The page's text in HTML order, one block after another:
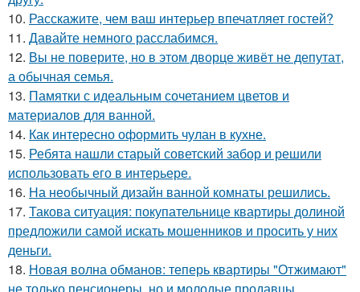
10. Расскажите, чем ваш интерьер впечатляет гостей?
11. Давайте немного расслабимся.
12. Вы не поверите, но в этом дворце живёт не депутат,
а обычная семья.
13. Памятки с идеальным сочетанием цветов и
материалов для ванной.
14. Как интересно оформить чулан в кухне.
15. Ребята нашли старый советский забор и решили
использовать его в интерьере.
16. На необычный дизайн ванной комнаты решились.
17. Такова ситуация: покупательнице квартиры долиной
предложили самой искать мошенников и просить у них
деньги.
18. Новая волна обманов: теперь квартиры "Отжимают"
не только пенсионеры, но и молодые продавцы.